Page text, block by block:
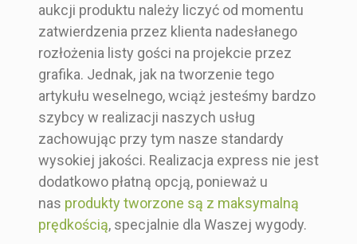
aukcji produktu należy liczyć od momentu
zatwierdzenia przez klienta nadesłanego
rozłożenia listy gości na projekcie przez
grafika. Jednak, jak na tworzenie tego
artykułu weselnego, wciąż jesteśmy bardzo
szybcy w realizacji naszych usług
zachowując przy tym nasze standardy
wysokiej jakości. Realizacja express nie jest
dodatkowo płatną opcją, ponieważ u
nas produkty tworzone są z maksymalną
prędkością, specjalnie dla Waszej wygody.